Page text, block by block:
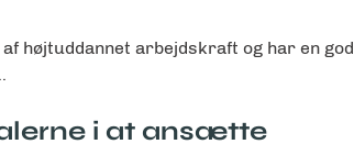
højtuddannet arbejdskraft og har en god
i at ansætte